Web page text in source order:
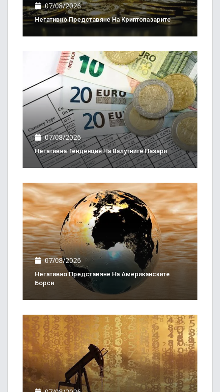
07/08/2026
Негативно Представяне На Криптопазарите
07/08/2026
Негативна Тенденция На Валутните Пазари
07/08/2026
Негативно Представяне На Американските
Борси